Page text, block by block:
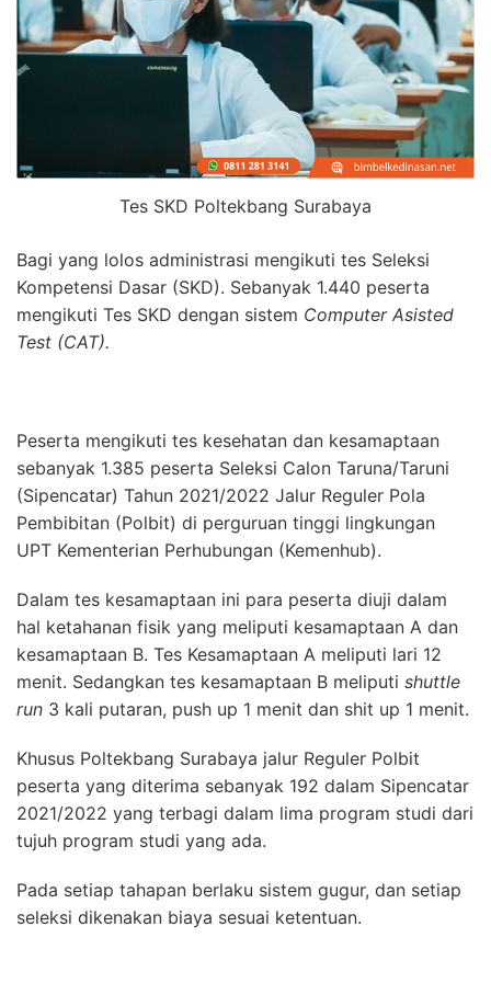
Tes SKD Poltekbang Surabaya
Bagi yang lolos administrasi mengikuti tes Seleksi
Kompetensi Dasar (SKD). Sebanyak 1.440 peserta
mengikuti Tes SKD dengan sistem Computer Asisted
Test (CAT).
Peserta mengikuti tes kesehatan dan kesamaptaan
sebanyak 1.385 peserta Seleksi Calon Taruna/Taruni
(Sipencatar) Tahun 2021/2022 Jalur Reguler Pola
Pembibitan (Polbit) di perguruan tinggi lingkungan
UPT Kementerian Perhubungan (Kemenhub).
Dalam tes kesamaptaan ini para peserta diuji dalam
hal ketahanan fisik yang meliputi kesamaptaan A dan
kesamaptaan B. Tes Kesamaptaan A meliputi lari 12
menit. Sedangkan tes kesamaptaan B meliputi shuttle
run 3 kali putaran, push up 1 menit dan shit up 1 menit.
Khusus Poltekbang Surabaya jalur Reguler Polbit
peserta yang diterima sebanyak 192 dalam Sipencatar
2021/2022 yang terbagi dalam lima program studi dari
tujuh program studi yang ada.
Pada setiap tahapan berlaku sistem gugur, dan setiap
seleksi dikenakan biaya sesuai ketentuan.